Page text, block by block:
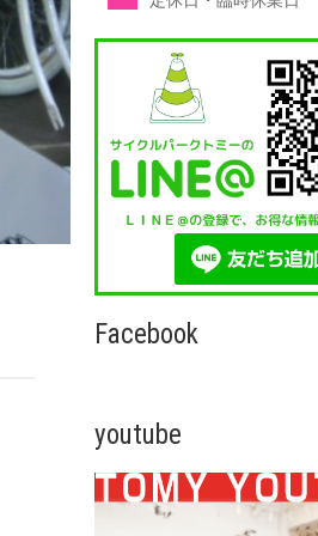
Facebook
youtube